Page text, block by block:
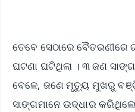
ତେବେ ସେଠାରେ ବୈତରଣୀରେ
ଘଟଣା ଘଟିଥିଲା । ୩ ଜଣ
ବେଳେ, ଜଣେ ମୃତ୍ୟୁ ମୁଖରୁ
ସାଙ୍ଗମାନେ ଉଦ୍ଧାର